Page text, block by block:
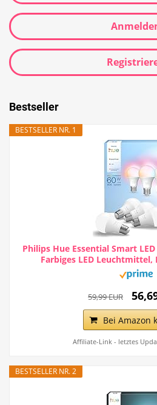
Bestseller
BESTSELLER NR. 1
Philips Hue Essential Smart
Farbiges LED Leuchtmittel,
59,99 EUR
Bei Amazon
Affiliate-Link - letztes
BESTSELLER NR. 2